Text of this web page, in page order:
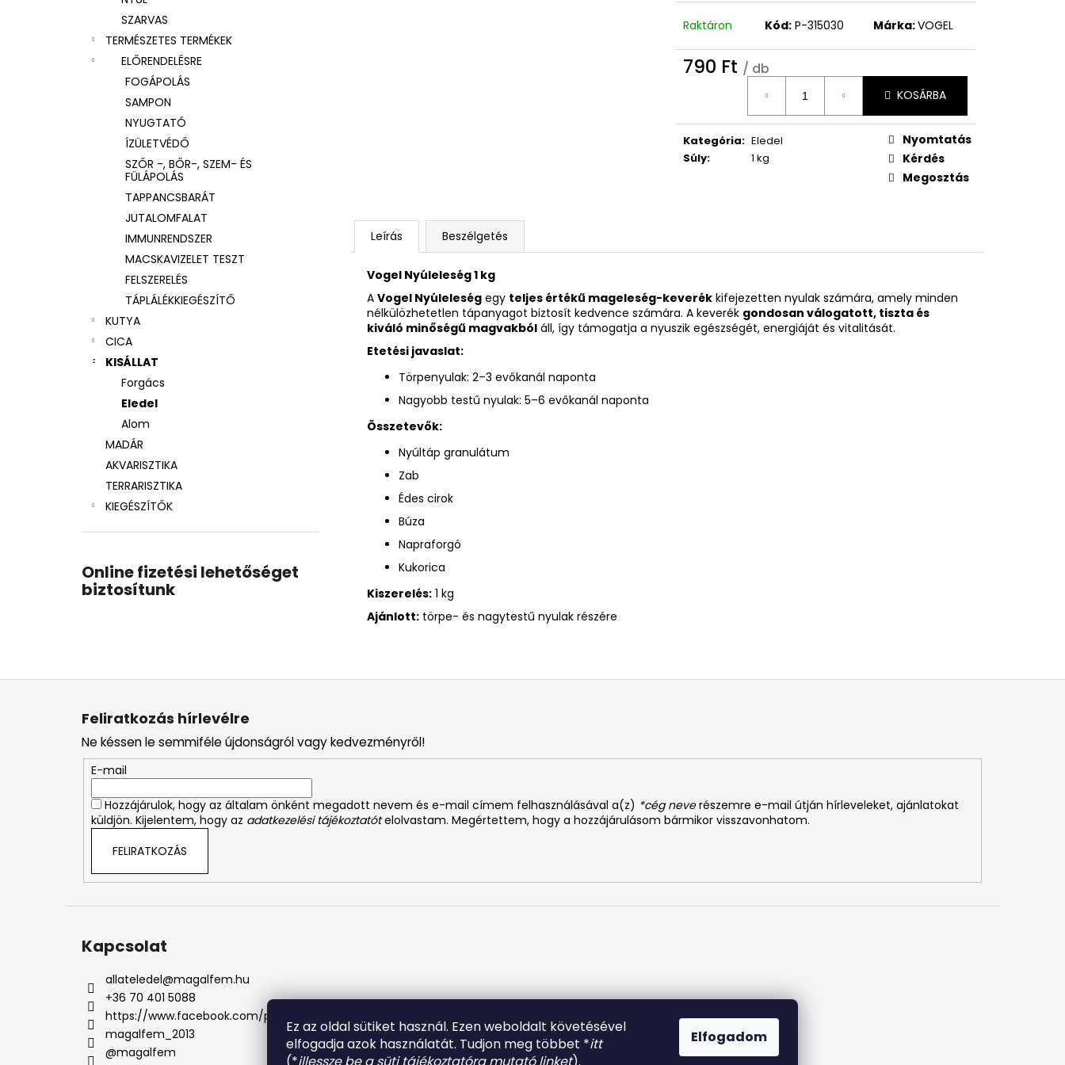
Ez az oldal sütiket használ. Ezen weboldalt követésével
elfogadja azok használatát. Tudjon meg többet *itt
Elfogadom
SZARVAS
TERMÉSZETES TERMÉKEK
ELŐRENDELÉSRE
FOGÁPOLÁS
SAMPON
NYUGTATÓ
ÍZÜLETVÉDŐ
SZŐR -, BŐR-, SZEM- ÉS
FÜLÁPOLÁS
TAPPANCSBARÁT
JUTALOMFALAT
IMMUNRENDSZER
MACSKAVIZELET TESZT
FELSZERELÉS
TÁPLÁLÉKKIEGÉSZÍTŐ
KUTYA
CICA
KISÁLLAT
Forgács
Eledel
Alom
MADÁR
AKVARISZTIKA
TERRARISZTIKA
KIEGÉSZÍTŐK
Online fizetési lehetőséget
biztosítunk
Raktáron Kód: P-315030 Márka:VOGEL
790 Ft / db
KOSÁRBA
Kategória: Eledel
Súly: 1 kg
Nyomtatás
Kérdés
Megosztás
Leírás Beszélgetés
Vogel Nyúleleség 1 kg
A Vogel Nyúleleség egy teljes értékű mageleség-keverék kifejezetten nyulak számára, amely minden
nélkülözhetetlen tápanyagot biztosít kedvence számára. A keverék gondosan válogatott, tiszta és
kiváló minőségű magvakból áll, így támogatja a nyuszik egészségét, energiáját és vitalitását.
Etetési javaslat:
Törpenyulak: 2–3 evőkanál naponta
Nagyobb testű nyulak: 5–6 evőkanál naponta
Összetevők:
Nyúltáp granulátum
Zab
Édes cirok
Búza
Napraforgó
Kukorica
Kiszerelés: 1 kg
Ajánlott: törpe- és nagytestű nyulak részére
L
Feliratkozás hírlevélre
Ne késsen le semmiféle újdonságról vagy kedvezményről!
E-mail
Hozzájárulok, hogy az általam önként megadott nevem és e-mail címem felhasználásával a(z) *cég neverészemre e-mail útján hírleveleket, ajánlatokat
küldjön. Kijelentem, hogy az adatkezelési tájékoztatót elolvastam. Megértettem, hogy a hozzájárulásom bármikor visszavonhatom.
FELIRATKOZÁS
Kapcsolat
allateledel@magalfem.hu
+36 70 401 5088
https://www.facebook.com/profile.php?id=61574807956737
magalfem_2013
@magalfem